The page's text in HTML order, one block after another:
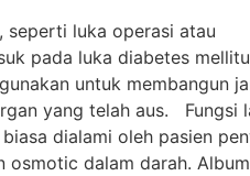
seperti luka operasi atau
pada luka diabetes
untuk membangun
yang telah aus. Fungsi
dialami oleh pasien
osmotic dalam darah.